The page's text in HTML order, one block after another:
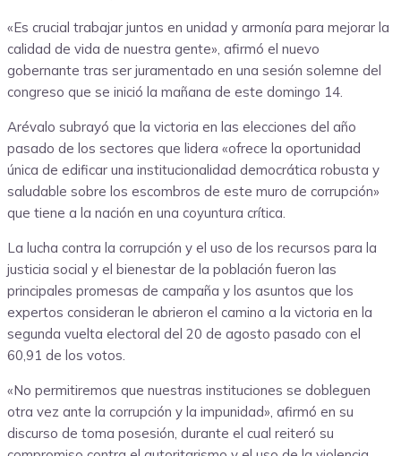
«Es crucial trabajar juntos en unidad y armonía para mejorar la
calidad de vida de nuestra gente», afirmó el nuevo
gobernante tras ser juramentado en una sesión solemne del
congreso que se inició la mañana de este domingo 14.
Arévalo subrayó que la victoria en las elecciones del año
pasado de los sectores que lidera «ofrece la oportunidad
única de edificar una institucionalidad democrática robusta y
saludable sobre los escombros de este muro de corrupción»
que tiene a la nación en una coyuntura crítica.
La lucha contra la corrupción y el uso de los recursos para la
justicia social y el bienestar de la población fueron las
principales promesas de campaña y los asuntos que los
expertos consideran le abrieron el camino a la victoria en la
segunda vuelta electoral del 20 de agosto pasado con el
60,91 de los votos.
«No permitiremos que nuestras instituciones se dobleguen
otra vez ante la corrupción y la impunidad», afirmó en su
discurso de toma posesión, durante el cual reiteró su